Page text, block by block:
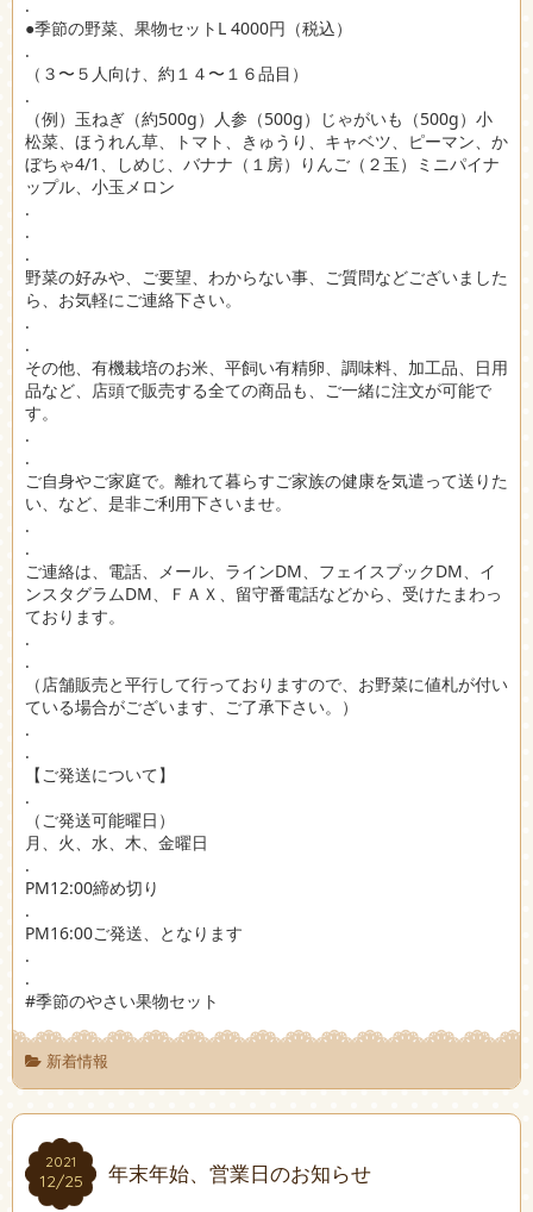
.
●季節の野菜、果物セットL 4000円（税込）
.
（３〜５人向け、約１４〜１６品目）
.
（例）玉ねぎ（約500g）人参（500g）じゃがいも（500g）小
松菜、ほうれん草、トマト、きゅうり、キャベツ、ピーマン、か
ぼちゃ4/1、しめじ、バナナ（１房）りんご（２玉）ミニパイナ
ップル、小玉メロン
.
.
.
野菜の好みや、ご要望、わからない事、ご質問などございました
ら、お気軽にご連絡下さい。
.
.
その他、有機栽培のお米、平飼い有精卵、調味料、加工品、日用
品など、店頭で販売する全ての商品も、ご一緒に注文が可能で
す。
.
.
ご自身やご家庭で。離れて暮らすご家族の健康を気遣って送りた
い、など、是非ご利用下さいませ。
.
.
ご連絡は、電話、メール、ラインDM、フェイスブックDM、イ
ンスタグラムDM、ＦＡＸ、留守番電話などから、受けたまわっ
ております。
.
.
（店舗販売と平行して行っておりますので、お野菜に値札が付い
ている場合がございます、ご了承下さい。）
.
.
【ご発送について】
.
（ご発送可能曜日）
月、火、水、木、金曜日
.
PM12:00締め切り
.
PM16:00ご発送、となります
.
.
#季節のやさい果物セット
新着情報
2021
12/25
2021
12/25 年末年始、営業日のお知らせ